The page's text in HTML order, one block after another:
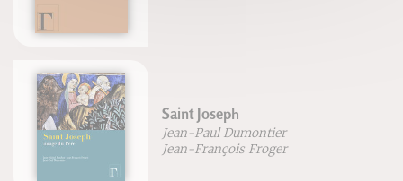
Saint Joseph
Jean-Paul Dumontier
Jean-François Froger